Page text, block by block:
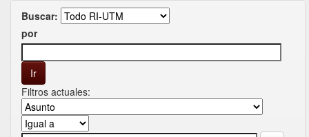
Buscar:
por
Filtros actuales: